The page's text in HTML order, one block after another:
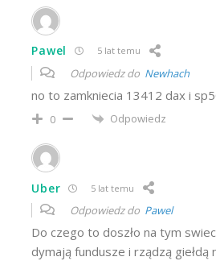
Pawel 5 lat temu
Odpowiedz do Newhach
no to zamkniecia 13412 dax i
0 Odpowiedz
Uber 5 lat temu
Odpowiedz do Pawel
Do czego to doszło na tym
dymają fundusze i rządzą giełdą